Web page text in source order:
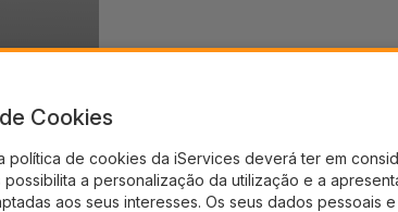
Cookies
política de cookies da iServices deverá ter em
a personalização da utilização e a
aos seus interesses. Os seus dados pessoais